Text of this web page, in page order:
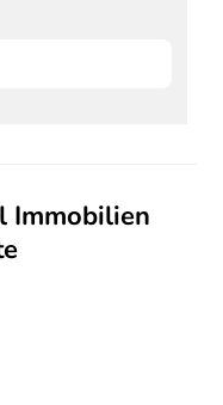
Immobilien